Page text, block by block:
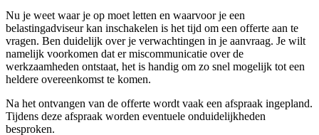
Nu je weet waar je op moet letten en waarvoor je een
belastingadviseur kan inschakelen is het tijd om een offerte aan te
vragen. Ben duidelijk over je verwachtingen in je aanvraag. Je wilt
namelijk voorkomen dat er miscommunicatie over de
werkzaamheden ontstaat, het is handig om zo snel mogelijk tot een
heldere overeenkomst te komen.
Na het ontvangen van de offerte wordt vaak een afspraak ingepland.
Tijdens deze afspraak worden eventuele onduidelijkheden
besproken.